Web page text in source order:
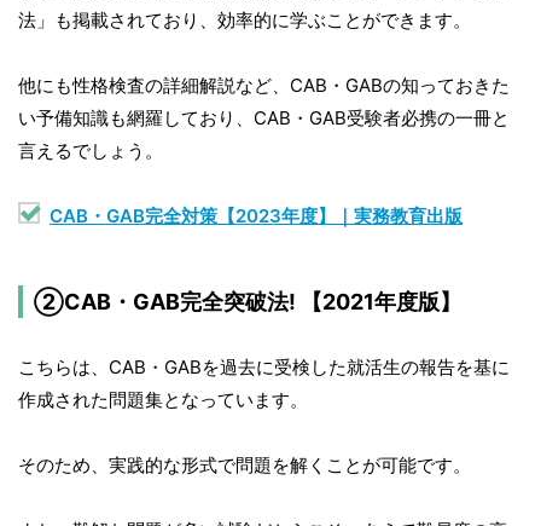
法」も掲載されており、効率的に学ぶことができます。
他にも性格検査の詳細解説など、CAB・GABの知っておきた
い予備知識も網羅しており、CAB・GAB受験者必携の一冊と
言えるでしょう。
CAB・GAB完全対策【2023年度】｜実務教育出版
②CAB・GAB完全突破法! 【2021年度版】
こちらは、CAB・GABを過去に受検した就活生の報告を基に
作成された問題集となっています。
そのため、実践的な形式で問題を解くことが可能です。